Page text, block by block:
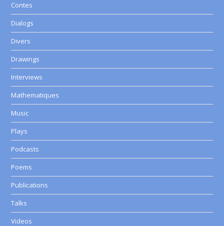
Contes
Dialogs
Divers
Drawings
Interviews
Mathematiques
Music
Plays
Podcasts
Poems
Publications
Talks
Videos